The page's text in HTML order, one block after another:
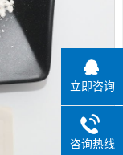
立即咨询
咨询热线